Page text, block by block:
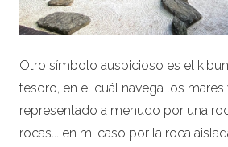
Otro símbolo auspicioso es el
tesoro, en el cuál navega los mares
representado a menudo por una
rocas... en mi caso por la roca